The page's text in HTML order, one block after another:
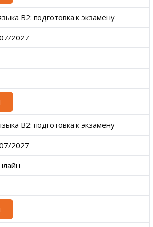
B2: подготовка к экзамену
2027
B2: подготовка к экзамену
2027